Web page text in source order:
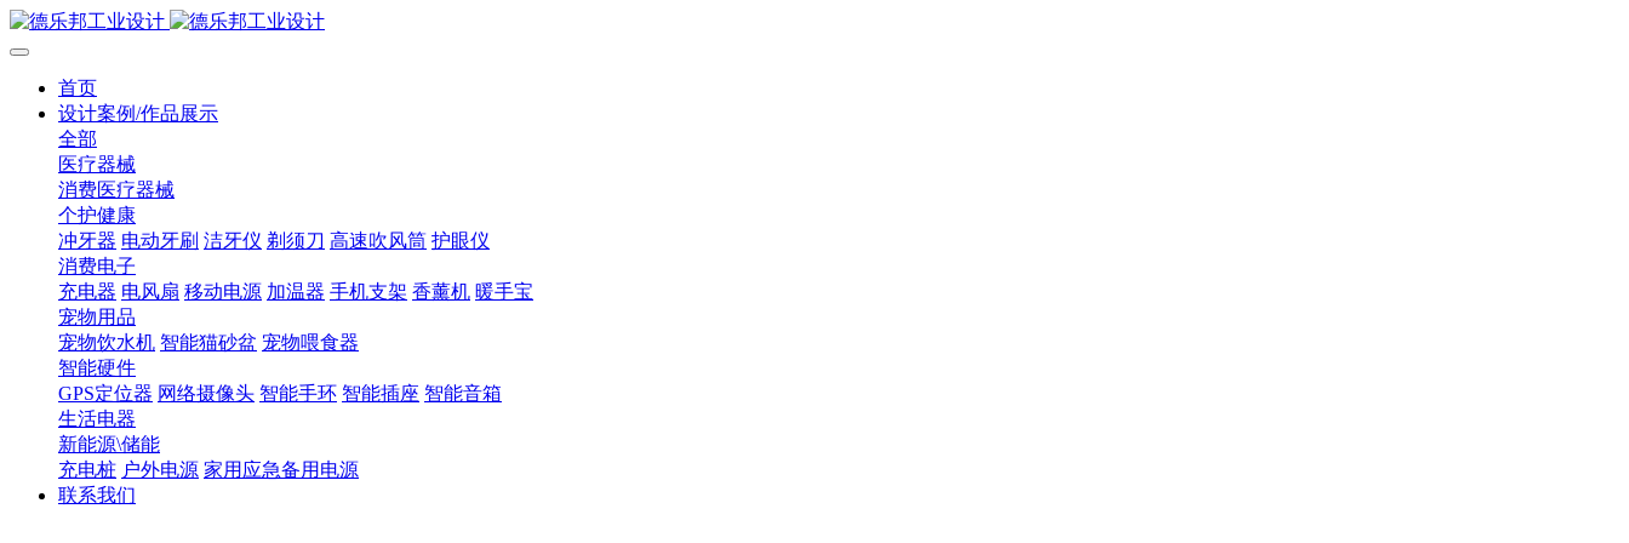
首页
设计案例/作品展示
全部
医疗器械
消费医疗器械
个护健康
冲牙器 电动牙刷 洁牙仪 剃须刀 高速吹风筒 护眼仪
消费电子
充电器 电风扇 移动电源 加温器 手机支架 香薰机 暖手宝
宠物用品
宠物饮水机 智能猫砂盆 宠物喂食器
智能硬件
GPS定位器 网络摄像头 智能手环 智能插座 智能音箱
生活电器
新能源\储能
充电桩 户外电源 家用应急备用电源
联系我们